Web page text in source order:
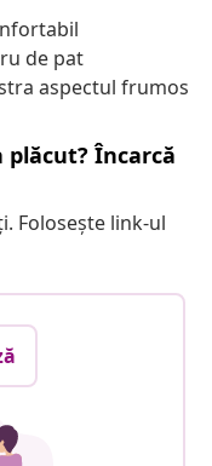
de pat
aspectul frumos
Încarcă
Folosește link-ul